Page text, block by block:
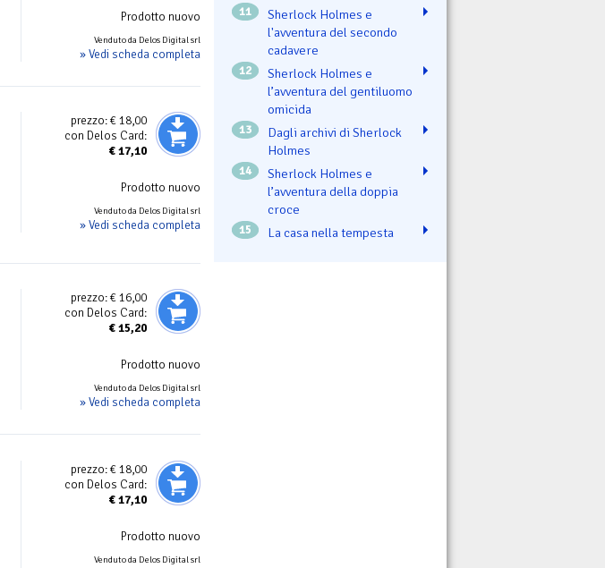
Prodotto nuovo
Venduto da Delos Digital srl
» Vedi scheda completa
prezzo:€ 18,00
con Delos Card:
€17,10
Prodotto nuovo
Venduto da Delos Digital srl
» Vedi scheda completa
prezzo:€ 16,00
con Delos Card:
€15,20
Prodotto nuovo
Venduto da Delos Digital srl
» Vedi scheda completa
prezzo:€ 18,00
con Delos Card:
€17,10
Prodotto nuovo
Venduto da Delos Digital srl
11
Sherlock Holmes e
l'avventura del secondo
cadavere
12
Sherlock Holmes e
l’avventura del gentiluomo
omicida
13
Dagli archivi di Sherlock
Holmes
14
Sherlock Holmes e
l’avventura della doppia
croce
15 La casa nella tempesta